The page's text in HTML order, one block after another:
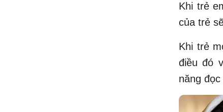
Khi trẻ
của trẻ
Khi trẻ
điều đó
năng